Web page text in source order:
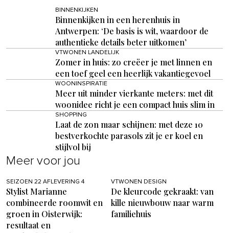
BINNENKIJKEN
Binnenkijken in een herenhuis in
Antwerpen: ‘De basis is wit, waardoor de
authentieke details beter uitkomen’
VTWONEN LANDELIJK
Zomer in huis: zo creëer je met linnen en
een toef geel een heerlijk vakantiegevoel
WOONINSPIRATIE
Meer uit minder vierkante meters: met dit
woonidee richt je een compact huis slim in
SHOPPING
Laat de zon maar schijnen: met deze 10
bestverkochte parasols zit je er koel en
stijlvol bij
Meer voor jou
SEIZOEN 22 AFLEVERING 4
Stylist Marianne
combineerde roomwit en
groen in Oisterwijk:
resultaat en
VTWONEN DESIGN
De kleurcode gekraakt: van
kille nieuwbouw naar warm
familiehuis